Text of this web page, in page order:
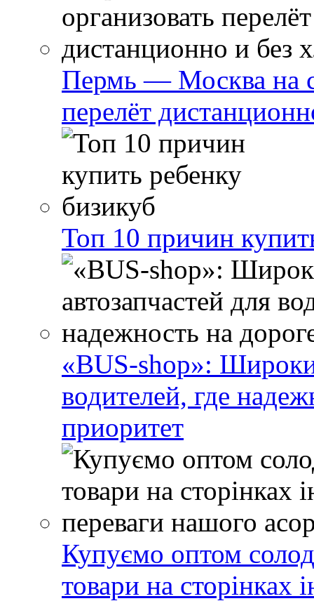
Пермь — Москва на
перелёт
Топ 10 причин
«BUS-shop»:
водителей, где
приоритет
Купуємо оптом
товари на